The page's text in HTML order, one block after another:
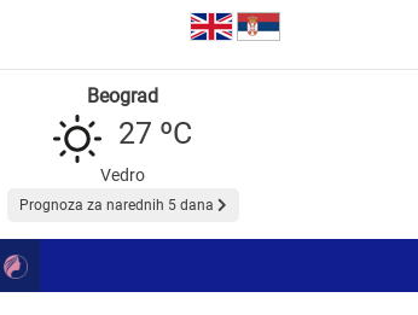
Beograd
27 ºC
Vedro
Prognoza za narednih 5 dana